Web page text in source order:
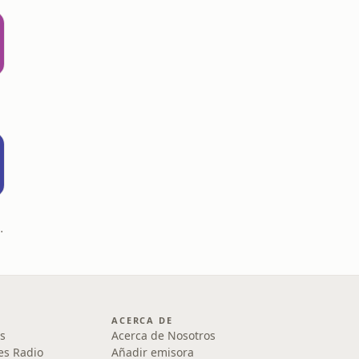
Radio
ACERCA DE
Acerca de Nosotros
Añadir emisora